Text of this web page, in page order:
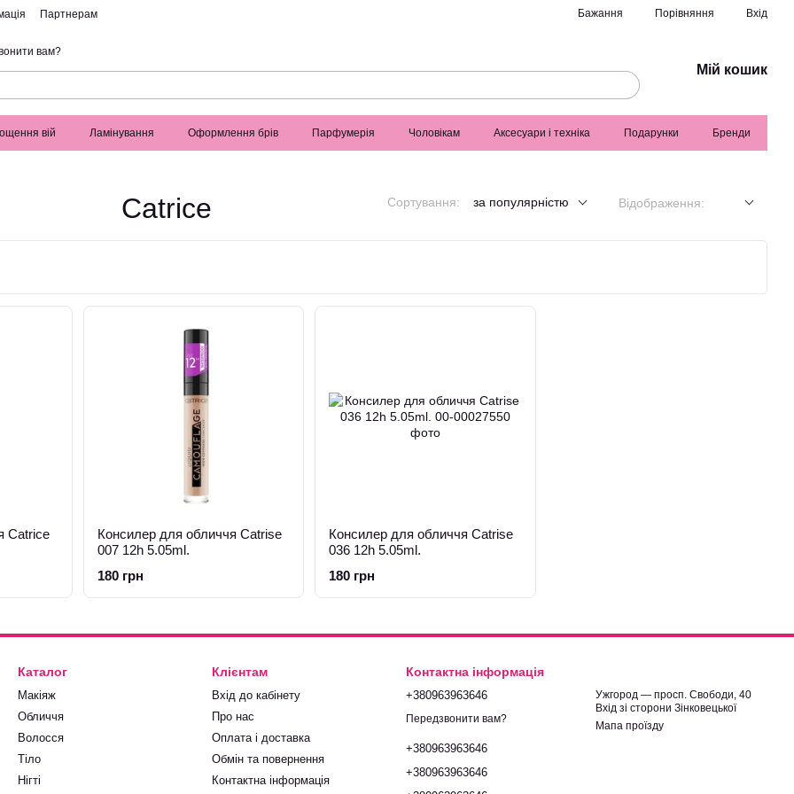
Партнерам Бажання Порівняння Вхід
вам?
Мій кошик
вій Ламінування Оформлення брів Парфумерія Чоловікам Аксесуари і техніка Подарунки Бренди
Catrice Сортування: за популярністю Відображення:
Catrice
Консилер для обличчя Catrise
007 12h 5.05ml.
180 грн
Консилер для обличчя Catrise
036 12h 5.05ml.
180 грн
Каталог
Макіяж
Обличчя
Волосся
Тіло
Нігті
Клієнтам
Вхід до кабінету
Про нас
Оплата і доставка
Обмін та повернення
Контактна інформація
Контактна інформація
+380963963646
Передзвонити вам?
+380963963646
+380963963646
Ужгород — просп. Свободи, 40
Вхід зі сторони Зінковецької
Мапа проїзду